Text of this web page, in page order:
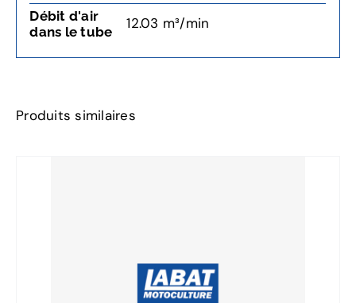
Débit d'air
dans le tube
12.03 m³/min
Produits similaires